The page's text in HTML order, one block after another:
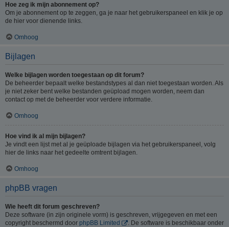
Hoe zeg ik mijn abonnement op?
Om je abonnement op te zeggen, ga je naar het gebruikerspaneel en klik je op
de hier voor dienende links.
Omhoog
Bijlagen
Welke bijlagen worden toegestaan op dit forum?
De beheerder bepaalt welke bestandstypes al dan niet toegestaan worden. Als
je niet zeker bent welke bestanden geüpload mogen worden, neem dan
contact op met de beheerder voor verdere informatie.
Omhoog
Hoe vind ik al mijn bijlagen?
Je vindt een lijst met al je geüploade bijlagen via het gebruikerspaneel, volg
hier de links naar het gedeelte omtrent bijlagen.
Omhoog
phpBB vragen
Wie heeft dit forum geschreven?
Deze software (in zijn originele vorm) is geschreven, vrijgegeven en met een
copyright beschermd door phpBB Limited
. De software is beschikbaar onder